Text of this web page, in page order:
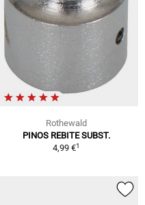
Rothewald
PINOS REBITE SUBST.
4,99 €1